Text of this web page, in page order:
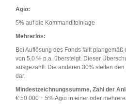
Agio:
5% auf die Kommanditeinlage
Mehrerlös:
Bei Auflösung des Fonds fällt
von 5,0 % p.a. übersteigt. Dieser
ausgezahlt. Die anderen 30% stellen den
dar.
Mindestzeichnungssumme, Zahl der
€ 50.000 + 5% Agio in einer oder